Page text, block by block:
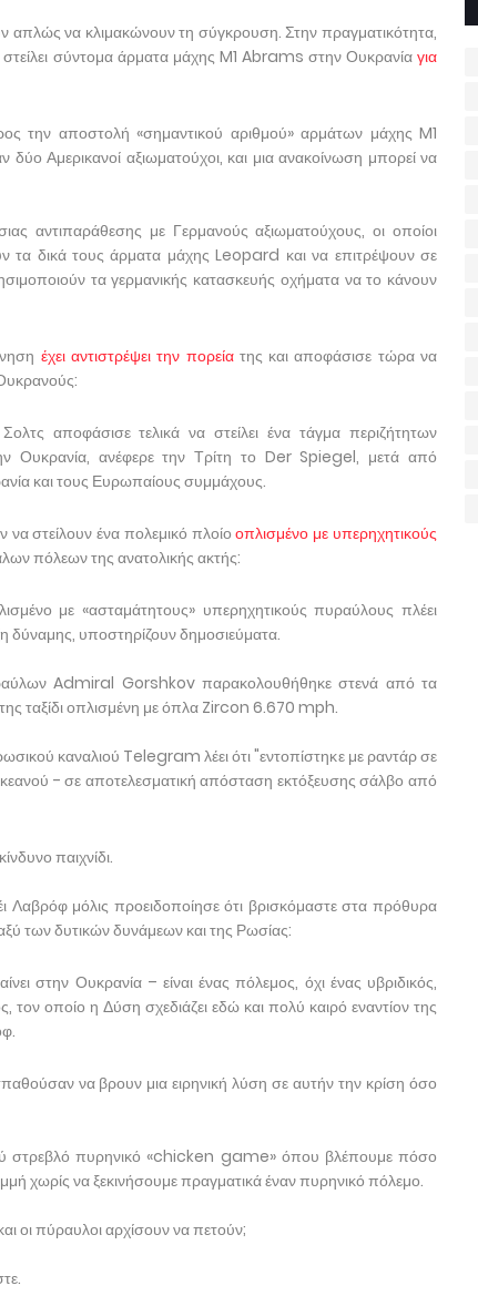
απλώς να κλιμακώνουν τη σύγκρουση. Στην πραγματικότητα,
σύντομα άρματα μάχης M1 Abrams στην Ουκρανία για
την αποστολή «σημαντικού αριθμού» αρμάτων μάχης M1
Αμερικανοί αξιωματούχοι, και μια ανακοίνωση μπορεί να
αντιπαράθεσης με Γερμανούς αξιωματούχους, οι οποίοι
τα δικά τους άρματα μάχης Leopard και να επιτρέψουν σε
τα γερμανικής κατασκευής οχήματα να το κάνουν
έχει αντιστρέψει την πορείατης και αποφάσισε τώρα να
αποφάσισε τελικά να στείλει ένα τάγμα περιζήτητων
ανέφερε την Τρίτη το Der Spiegel, μετά από
και τους Ευρωπαίους συμμάχους.
στείλουν ένα πολεμικό πλοίοοπλισμένο με υπερηχητικούς
πόλεων της ανατολικής ακτής:
με «ασταμάτητους» υπερηχητικούς πυραύλους πλέει
δύναμης, υποστηρίζουν δημοσιεύματα.
Admiral Gorshkov παρακολουθήθηκε στενά από τα
ταξίδι οπλισμένη με όπλα Zircon 6.670 mph.
καναλιού Telegram λέει ότι "εντοπίστηκε με ραντάρ σε
- σε αποτελεσματική απόσταση εκτόξευσης σάλβο από
παιχνίδι.
μόλις προειδοποίησε ότι βρισκόμαστε στα πρόθυρα
των δυτικών δυνάμεων και της Ρωσίας:
στην Ουκρανία – είναι ένας πόλεμος, όχι ένας υβριδικός,
τον οποίο η Δύση σχεδιάζει εδώ και πολύ καιρό εναντίον της
να βρουν μια ειρηνική λύση σε αυτήν την κρίση όσο
στρεβλό πυρηνικό «chicken game» όπου βλέπουμε πόσο
χωρίς να ξεκινήσουμε πραγματικά έναν πυρηνικό πόλεμο.
οι πύραυλοι αρχίσουν να πετούν;